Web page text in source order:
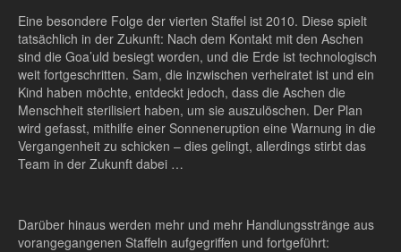
Eine besondere Folge der vierten Staffel ist 2010. Diese spielt
tatsächlich in der Zukunft: Nach dem Kontakt mit den Aschen
sind die Goa’uld besiegt worden, und die Erde ist technologisch
weit fortgeschritten. Sam, die inzwischen verheiratet ist und ein
Kind haben möchte, entdeckt jedoch, dass die Aschen die
Menschheit sterilisiert haben, um sie auszulöschen. Der Plan
wird gefasst, mithilfe einer Sonneneruption eine Warnung in die
Vergangenheit zu schicken – dies gelingt, allerdings stirbt das
Team in der Zukunft dabei …
Darüber hinaus werden mehr und mehr Handlungsstränge aus
vorangegangenen Staffeln aufgegriffen und fortgeführt: